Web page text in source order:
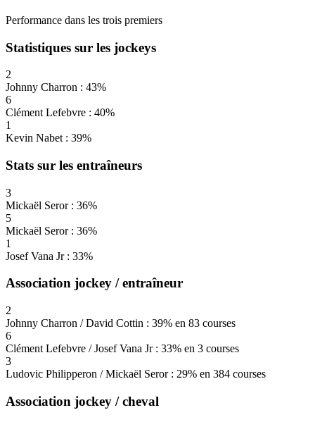
Performance dans les trois premiers
Statistiques sur les jockeys
2
Johnny Charron : 43%
6
Clément Lefebvre : 40%
1
Kevin Nabet : 39%
Stats sur les entraîneurs
3
Mickaël Seror : 36%
5
Mickaël Seror : 36%
1
Josef Vana Jr : 33%
Association jockey / entraîneur
2
Johnny Charron / David Cottin : 39% en 83 courses
6
Clément Lefebvre / Josef Vana Jr : 33% en 3 courses
3
Ludovic Philipperon / Mickaël Seror : 29% en 384 courses
Association jockey / cheval